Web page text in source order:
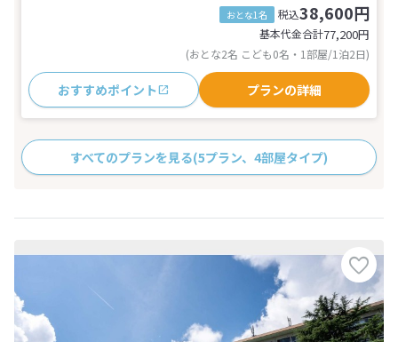
おとな1名 税込38,600円
基本代金合計77,200円
(おとな2名 こども0名・1部屋/1泊2日)
おすすめポイント プランの詳細
すべてのプランを見る(5プラン、4部屋タイプ)